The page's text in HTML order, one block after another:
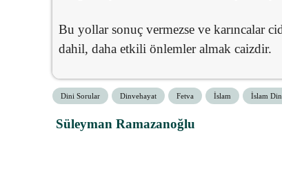
Bu yollar sonuç vermezse ve karıncalar
dahil, daha etkili önlemler almak caizdir.
Dini Sorular Dinvehayat Fetva İslam İslam
Süleyman Ramazanoğlu